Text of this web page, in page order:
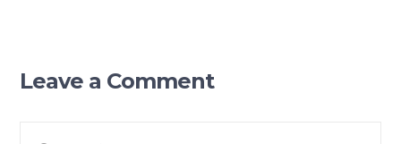
Leave a Comment